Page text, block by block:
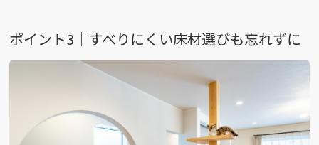
ポイント3｜すべりにくい床材選びも忘れずに